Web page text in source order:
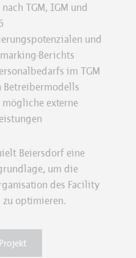
TGM, IGM und
und
Berichts
im TGM
Betreibermodells
mögliche externe
Beiersdorf eine
um die
des Facility
optimieren.